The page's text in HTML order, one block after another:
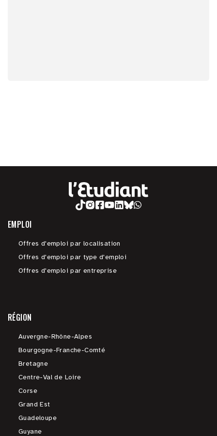
EMPLOI
Offres d'emploi par localisation
Offres d'emploi par type d'emploi
Offres d'emploi par entreprise
RÉGION
Auvergne-Rhône-Alpes
Bourgogne-Franche-Comté
Bretagne
Centre-Val de Loire
Corse
Grand Est
Guadeloupe
Guyane